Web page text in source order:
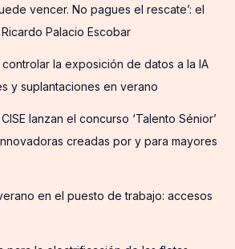
vencer. No pagues el rescate’: el
Palacio Escobar
la exposición de datos a la IA
y suplantaciones en verano
lanzan el concurso ‘Talento Sénior’
creadas por y para mayores
en el puesto de trabajo: accesos